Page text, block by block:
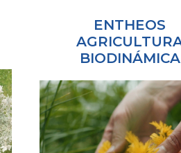
ENTHEOS
BIODINÁMICA